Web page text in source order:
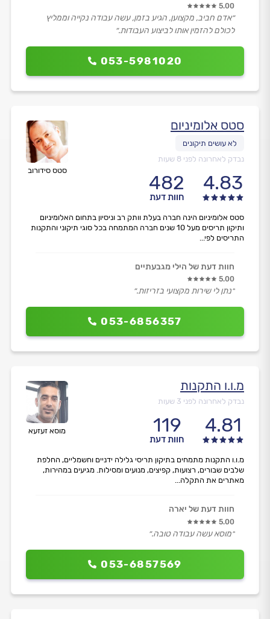
053-5981020
5.00
״אדם חביב, מקצוען, הגיע בזמן, עשה עבודה נקייה וממליץ
לכולם להזמין אותו לביצוע העבודות.״
סטס סידורוב
סטס אלומיניום
נבדק לאחרונה לפני 8 שעות
4.83
482
חוות דעת
053-6856357
סטס אלומיניום הינה חברה בעלת וותק רב וניסיון בתחום האלומיניום
ותיקון תריסים מעל 10 שנים חברה המתמחה בכל סוגי תיקוני והתקנות
התריסים לפי...
חוות דעת של הילי מגבעתיים
5.00
״נתן לי שירות מקצועי בזריזות.״
מוסא זעזעא
מ.ו.ו התקנות
נבדק לאחרונה לפני 3 שעות
4.81
119
חוות דעת
053-6857569
מ.ו.ו התקנות מתמחים בתיקון תריסי גלילה ידניים וחשמליים, החלפת
שלבים שבורים, רצועות, קפיצים, מנועים ומסילות. מגיעים במהירות,
מאתרים את התקלה...
חוות דעת של יארה
5.00
״מוסא עשה עבודה טובה.״